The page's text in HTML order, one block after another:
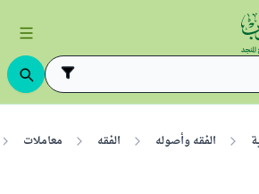
الفقه وأصوله الفقه معاملات